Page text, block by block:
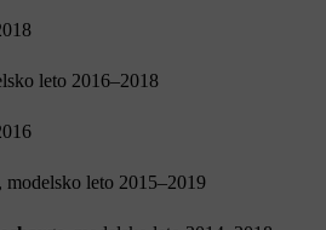
leto 2016–2018
, modelsko leto 2015–2019